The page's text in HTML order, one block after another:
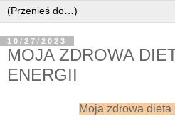
10/27/2023
MOJA ZDROWA
ENERGII
Moja zdrowa dieta